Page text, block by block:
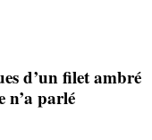
d’un filet ambré
n’a parlé